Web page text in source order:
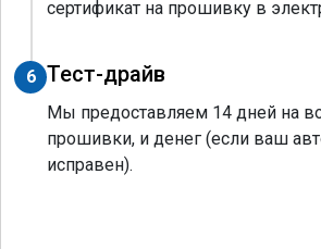
сертификат на прошивку в
6 Тест-драйв
Мы предоставляем 14 дней на
прошивки, и денег (если ваш
исправен).